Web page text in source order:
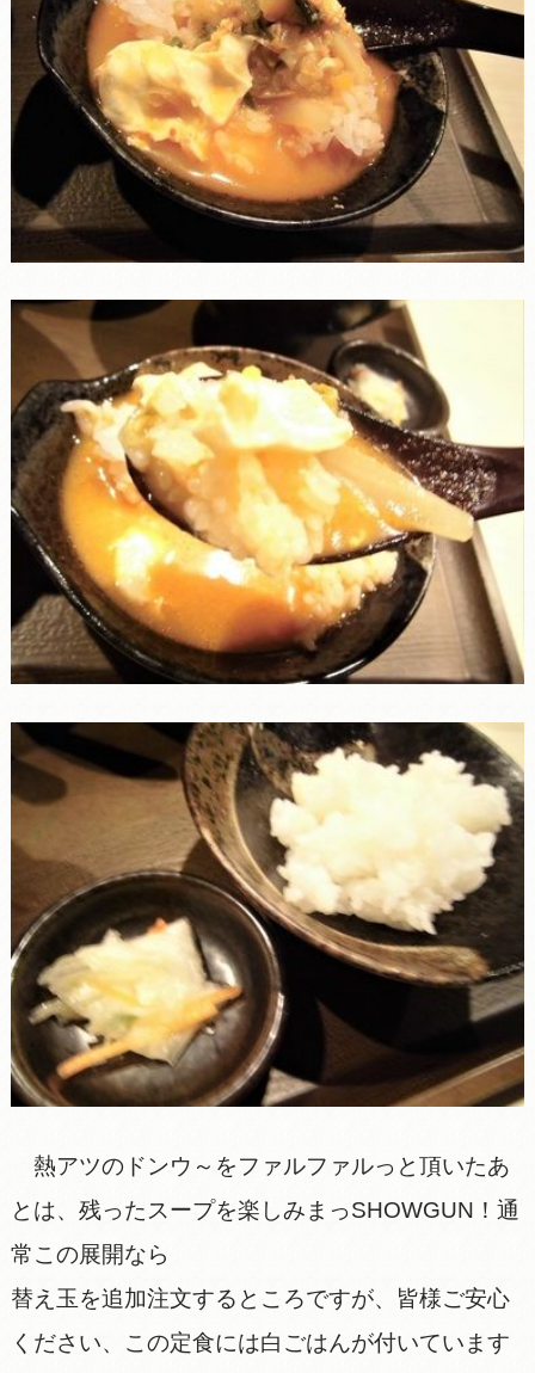
熱アツのドンウ～をファルファルっと頂いたあ
とは、残ったスープを楽しみまっSHOWGUN！通
常この展開なら
替え玉を追加注文するところですが、皆様ご安心
ください、この定食には白ごはんが付いています